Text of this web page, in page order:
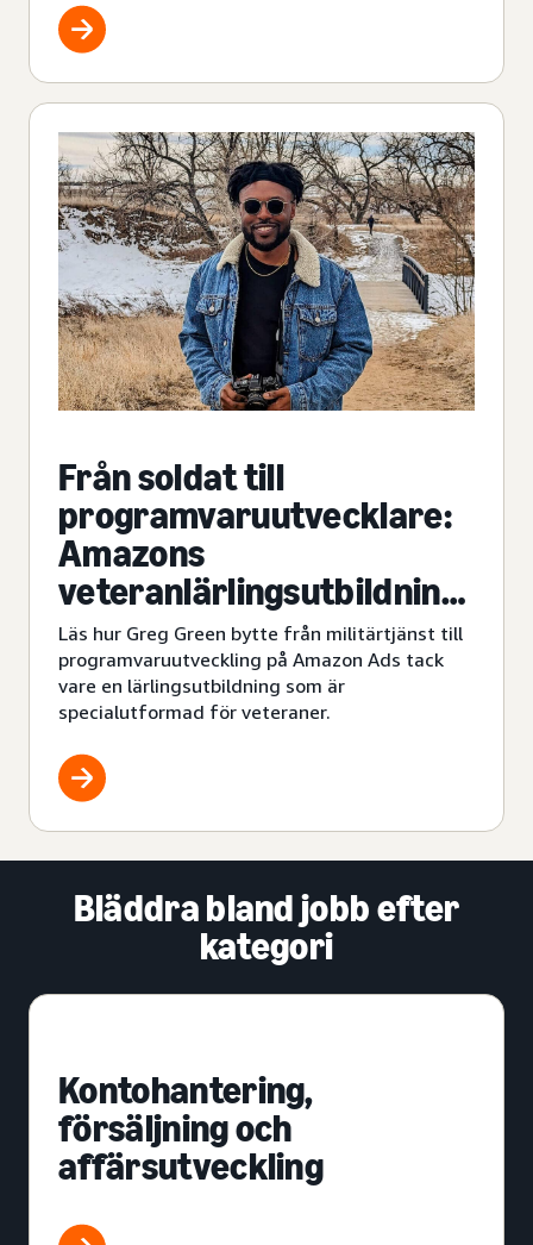
Från soldat till
programvaruutvecklare:
Amazons
veteranlärlingsutbildning
hjälper Greg Green att
byta karriär
Läs hur Greg Green bytte från militärtjänst till
programvaruutveckling på Amazon Ads tack
vare en lärlingsutbildning som är
specialutformad för veteraner.
Bläddra bland jobb efter
kategori
Kontohantering,
försäljning och
affärsutveckling